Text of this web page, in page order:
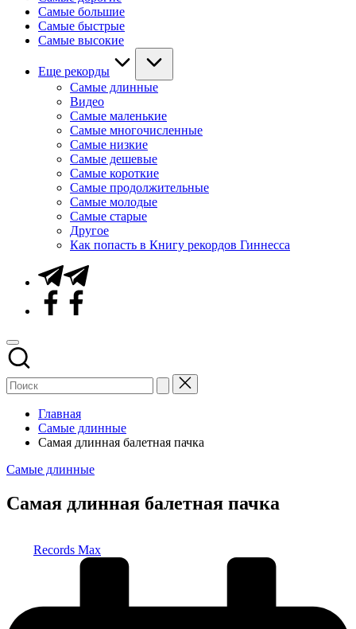
Самые большие
Самые быстрые
Самые высокие
Еще рекорды
Самые длинные
Видео
Самые маленькие
Самые многочисленные
Самые низкие
Самые дешевые
Самые короткие
Самые продолжительные
Самые молодые
Самые старые
Другое
Как попасть в Книгу рекордов Гиннесса
Telegram
Facebook
Главная
Самые длинные
Самая длинная балетная пачка
Опубликовано
Самые длинные
Самая длинная балетная пачка
Records Max